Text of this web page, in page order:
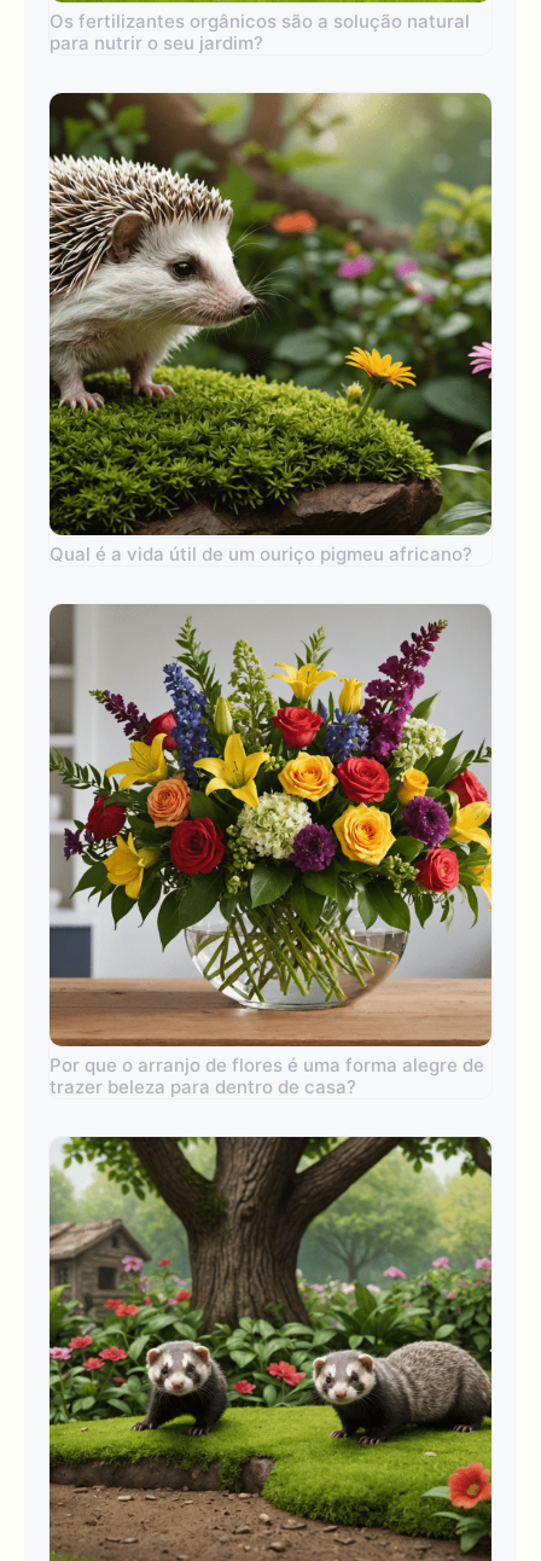
Os fertilizantes orgânicos são a solução natural
para nutrir o seu jardim?
Qual é a vida útil de um ouriço pigmeu africano?
Por que o arranjo de flores é uma forma alegre de
trazer beleza para dentro de casa?